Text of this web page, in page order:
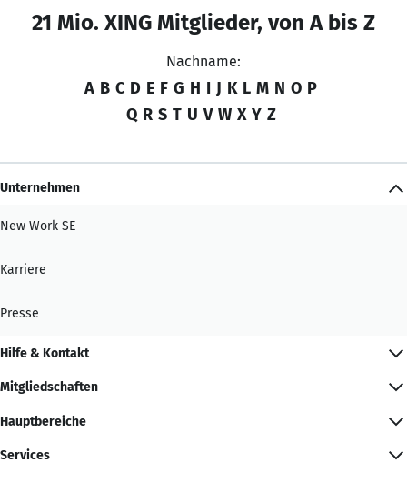
21 Mio. XING Mitglieder, von A bis Z
Nachname:
A B C D E F G H I J K L M N O P
Q R S T U V W X Y Z
Unternehmen
New Work SE
Karriere
Presse
Hilfe & Kontakt
Mitgliedschaften
Hauptbereiche
Services